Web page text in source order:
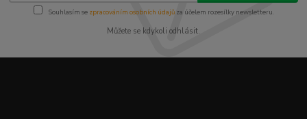
Souhlasím se zpracováním osobních údajůza účelem rozesílky newsletteru.
Můžete se kdykoli odhlásit.